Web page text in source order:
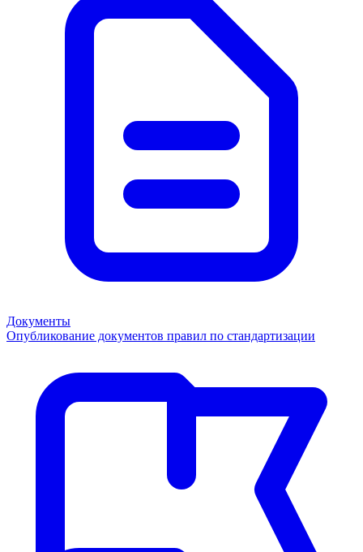
Документы
Опубликование документов правил по стандартизации